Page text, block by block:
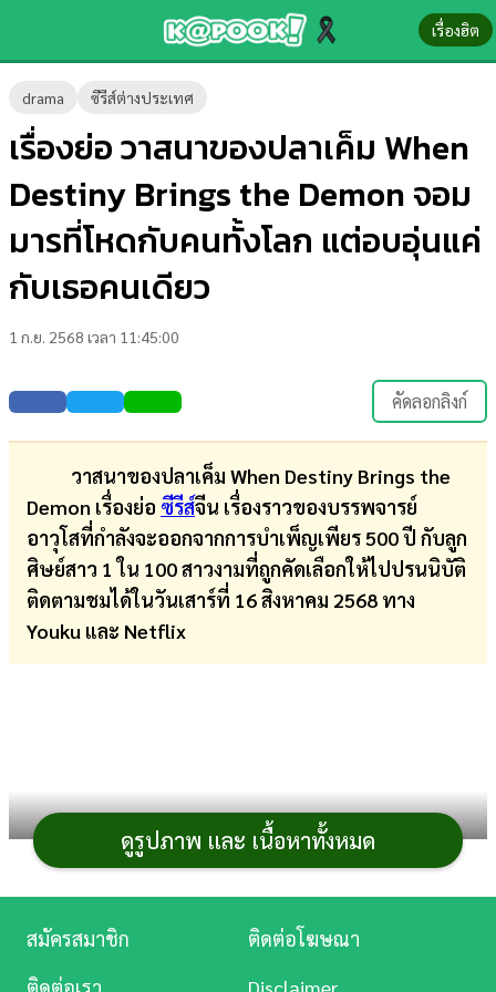
เรื่องฮิต
drama ซีรีส์ต่างประเทศ
เรื่องย่อ วาสนาของปลาเค็ม When
Destiny Brings the Demon จอม
มารที่โหดกับคนทั้งโลก แต่อบอุ่นแค่
กับเธอคนเดียว
1 ก.ย. 2568 เวลา 11:45:00
คัดลอกลิงก์
วาสนาของปลาเค็ม When Destiny Brings the
Demon เรื่องย่อ ซีรีส์จีน เรื่องราวของบรรพจารย์
อาวุโสที่กำลังจะออกจากการบำเพ็ญเพียร 500 ปี กับลูก
ศิษย์สาว 1 ใน 100 สาวงามที่ถูกคัดเลือกให้ไปปรนนิบัติ
ติดตามชมได้ในวันเสาร์ที่ 16 สิงหาคม 2568 ทาง
Youku และ Netflix
เรื่องย่อ วาสนาของปลาเค็ม When Destiny
ดูรูปภาพ และ เนื้อหาทั้งหมด
ข่าว-
ความ
รู้
บันเทิง
ตรวจ
การ
เงิน
การ
ศึกษา
Music
Station
สมัครสมาชิก
ติดต่อโฆษณา